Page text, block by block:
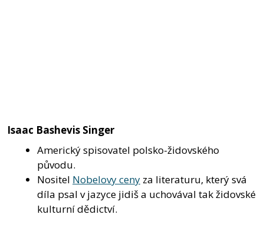
Isaac Bashevis Singer
Americký spisovatel polsko-židovského
původu.
Nositel Nobelovy ceny za literaturu, který svá
díla psal v jazyce jidiš a uchovával tak židovské
kulturní dědictví.